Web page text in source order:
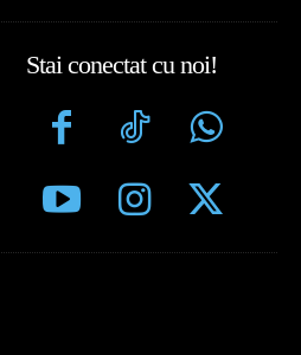
Stai conectat cu noi!